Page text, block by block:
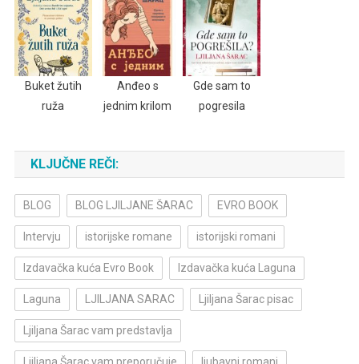
Buket žutih
ruža
Anđeo s
jednim krilom
Gde sam to
pogresila
KLJUČNE REČI:
BLOG BLOG LJILJANE ŠARAC EVRO BOOK
Intervju istorijske romane istorijski romani
Izdavačka kuća Evro Book Izdavačka kuća Laguna
Laguna LJILJANA SARAC Ljiljana Šarac pisac
Ljiljana Šarac vam predstavlja
Ljiljana Šarac vam preporučuje ljubavni romani